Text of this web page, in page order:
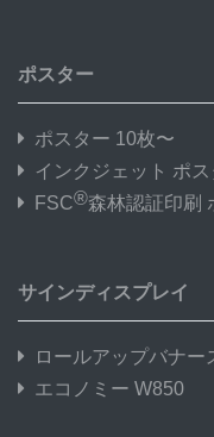
ポスター
ポスター 10枚〜
インクジェット ポ
FSC®森林認証印刷
サインディスプレイ
ロールアップバナー
エコノミー W850